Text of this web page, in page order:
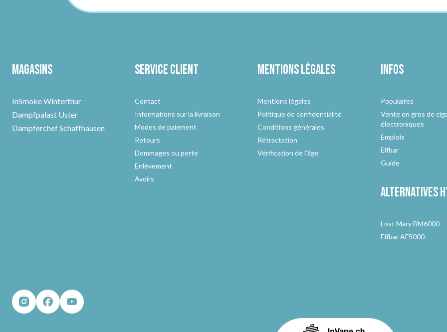
Magasins
InSmoke Winterthur
Dampfpalast Uster
Dampferchef Schaffhausen
Service client
Contact
Informations sur la livraison
Modes de paiement
Retours
Dommages ou perte
Enlèvement
Avoirs
Mentions légales
Mentions légales
Politique de confidentialité
Conditions générales
Rétractation
Vérification de l'âge
Infos
Populaires
Vente en gros de
électroniques
Emplois
Elfbar
Guide
Alternatives
Lost Mary BM6000
Elfbar AF5000